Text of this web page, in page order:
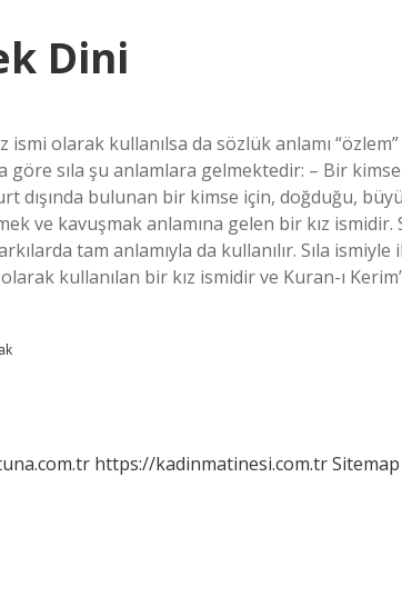
Dini
ismi olarak kullanılsa da sözlük anlamı
sıla şu anlamlara gelmektedir: – Bir
dışında bulunan bir kimse için, doğduğu,
ve kavuşmak anlamına gelen bir kız
tam anlamıyla da kullanılır. Sıla
olarak kullanılan bir kız ismidir ve Kuran-ı
https://kadinmatinesi.com.trSitemap